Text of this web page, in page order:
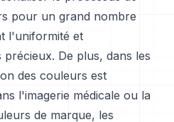
pour un grand nombre
l'uniformité et
De plus, dans les
des couleurs est
l'imagerie médicale ou la
de marque, les